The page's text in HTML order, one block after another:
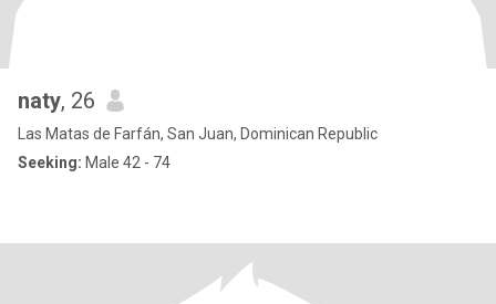
naty, 26
Las Matas de Farfán, San Juan, Dominican Republic
Seeking: Male 42 - 74